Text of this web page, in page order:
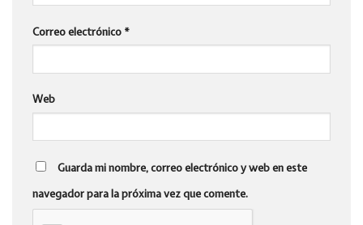
Correo electrónico *
Web
Guarda mi nombre, correo electrónico y web en este
navegador para la próxima vez que comente.